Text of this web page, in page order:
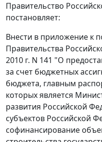
Правительство
постановляет:
Внести в приложение к
Правительства
2010 г. N 141 "О
за счет бюджетных
бюджета, главным
которых является
развития Российской
субъектов Российской
софинансирование